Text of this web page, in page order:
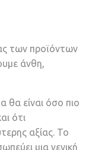
των προϊόντων
άνθη,
θα είναι όσο πιο
ότι
αξίας. Το
μια γενική